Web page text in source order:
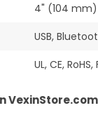
4" (104 mm)
USB,
UL, CE, RoHS,
VexinStore.com